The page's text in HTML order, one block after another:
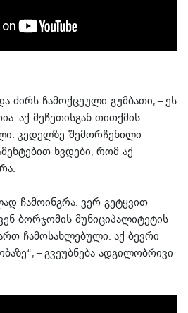
ძირს ჩამოქცეული გუმბათი, – ეს
აქ მეჩეთისგან თითქმის
კედელზე შემორჩენილი
ხვდები, რომ აქ
ჩამოინგრა. ვერ გეტყვით
ბორჯომის მუნიციპალიტეტის
ჩამოსახლებული. აქ ბევრი
– გვეუბნება ადგილობრივი